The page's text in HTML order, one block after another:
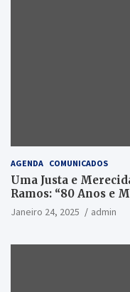
AGENDA COMUNICADOS
Uma Justa e
Ramos: “80 Anos e
Janeiro 24, 2025 admin